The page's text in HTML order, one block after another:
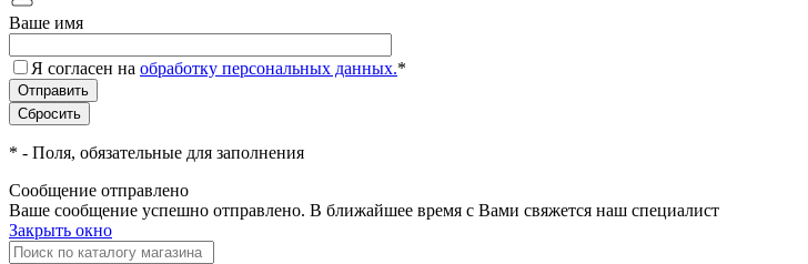
Ваше имя
Я согласен на обработку персональных данных.*
* - Поля, обязательные для заполнения
Сообщение отправлено
Ваше сообщение успешно отправлено. В ближайшее время с Вами свяжется наш специалист
Закрыть окно